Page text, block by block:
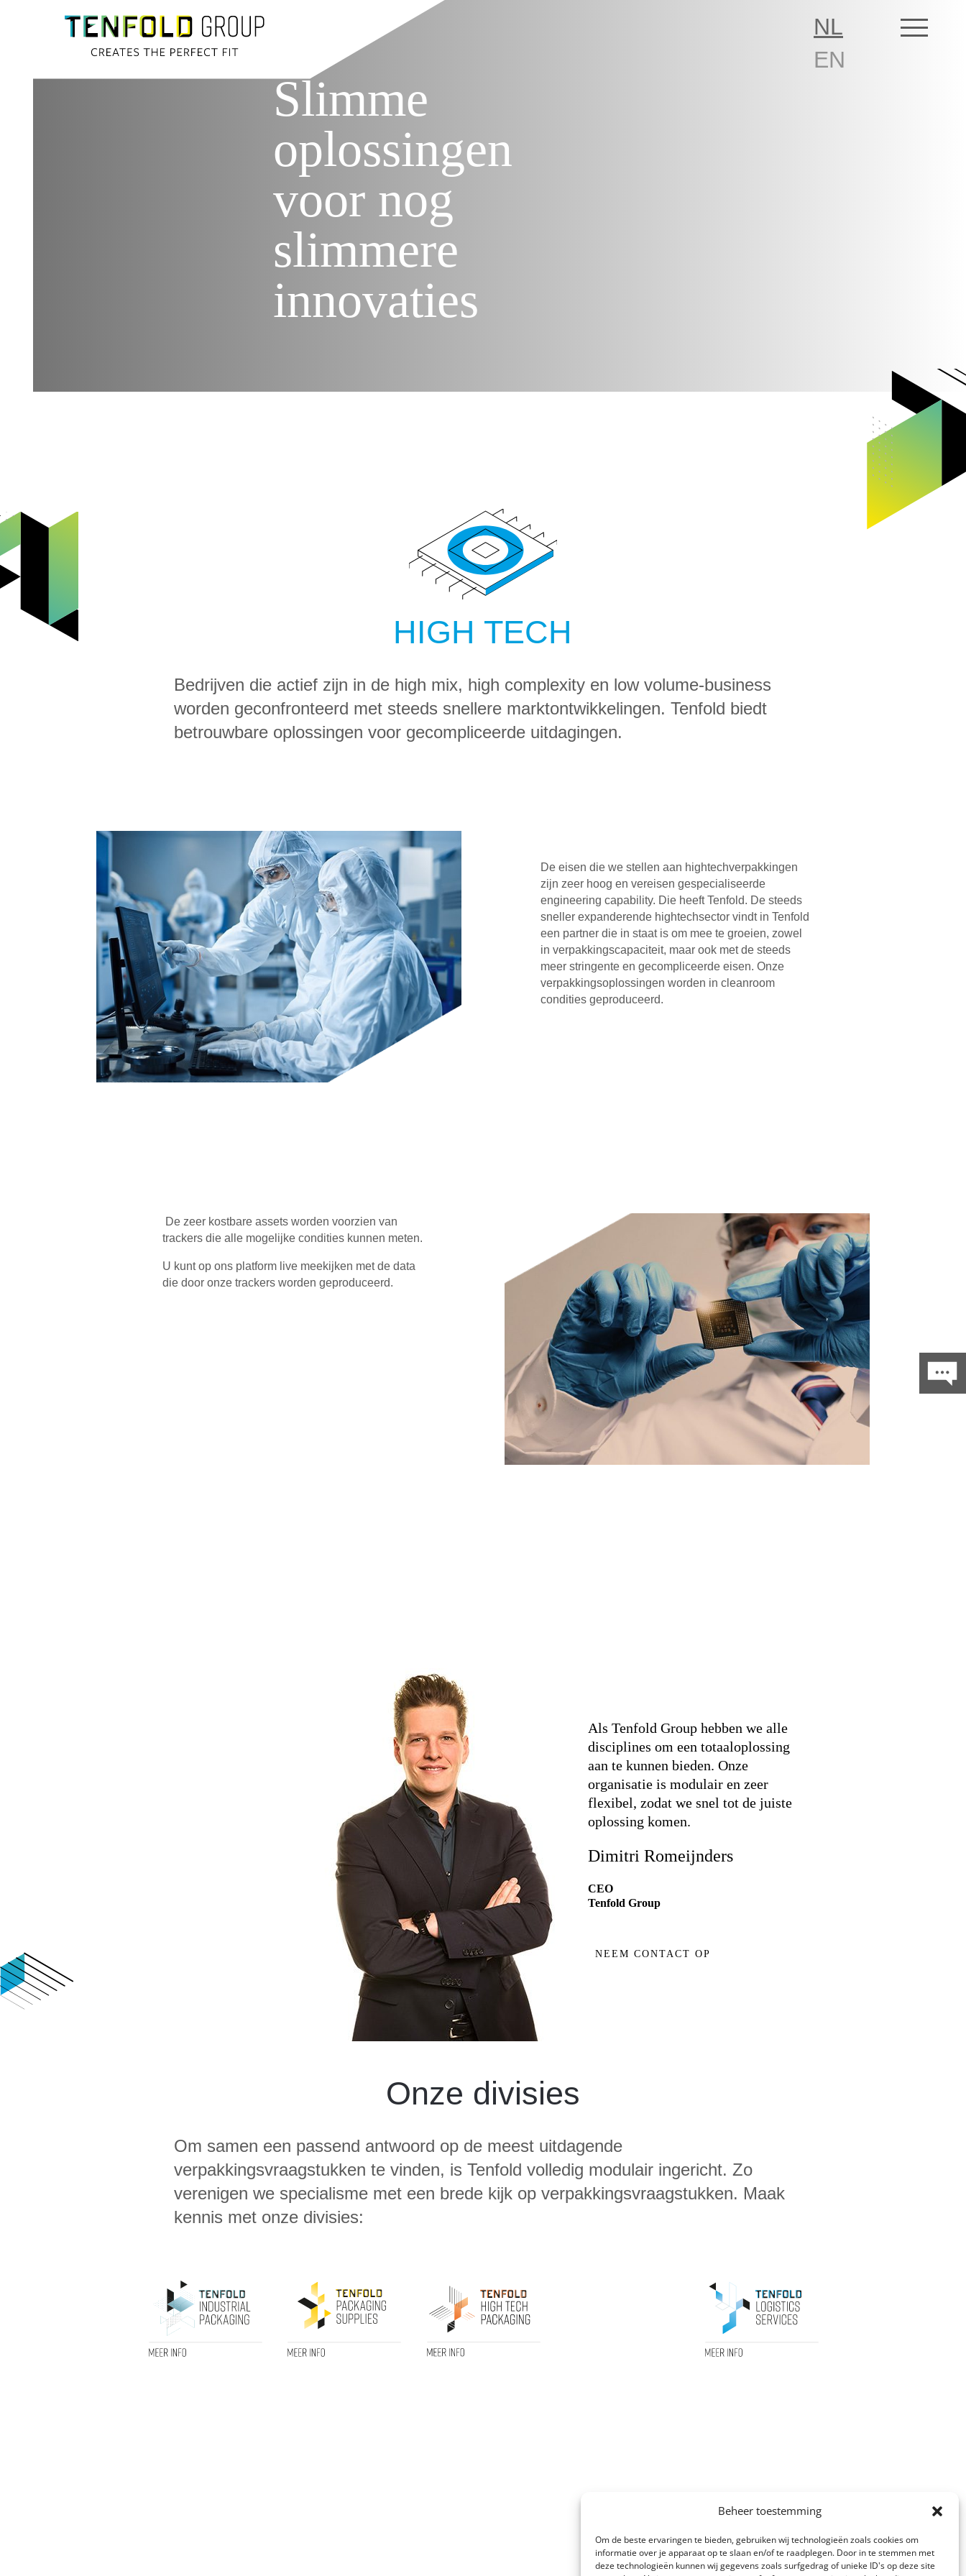
Beheer toestemming
Om de beste ervaringen te bieden, gebruiken wij technologieën zoals cookies om
informatie over je apparaat op te slaan en/of te raadplegen. Door in te stemmen met
deze technologieën kunnen wij gegevens zoals surfgedrag of unieke ID's op deze site
NL
EN
Slimme
oplossingen
voor nog
slimmere
innovaties
HIGH TECH
Bedrijven die actief zijn in de high mix, high complexity en low volume-business
worden geconfronteerd met steeds snellere marktontwikkelingen. Tenfold biedt
betrouwbare oplossingen voor gecompliceerde uitdagingen.
De eisen die we stellen aan hightechverpakkingen
zijn zeer hoog en vereisen gespecialiseerde
engineering capability. Die heeft Tenfold. De steeds
sneller expanderende hightechsector vindt in Tenfold
een partner die in staat is om mee te groeien, zowel
in verpakkingscapaciteit, maar ook met de steeds
meer stringente en gecompliceerde eisen. Onze
verpakkingsoplossingen worden in cleanroom
condities geproduceerd.
De zeer kostbare assets worden voorzien van
trackers die alle mogelijke condities kunnen meten.
U kunt op ons platform live meekijken met de data
die door onze trackers worden geproduceerd.
Als Tenfold Group hebben we alle
disciplines om een totaaloplossing
aan te kunnen bieden. Onze
organisatie is modulair en zeer
flexibel, zodat we snel tot de juiste
oplossing komen.
Dimitri Romeijnders
CEO
Tenfold Group
NEEM CONTACT OP
Onze divisies
Om samen een passend antwoord op de meest uitdagende
verpakkingsvraagstukken te vinden, is Tenfold volledig modulair ingericht. Zo
verenigen we specialisme met een brede kijk op verpakkingsvraagstukken. Maak
kennis met onze divisies: